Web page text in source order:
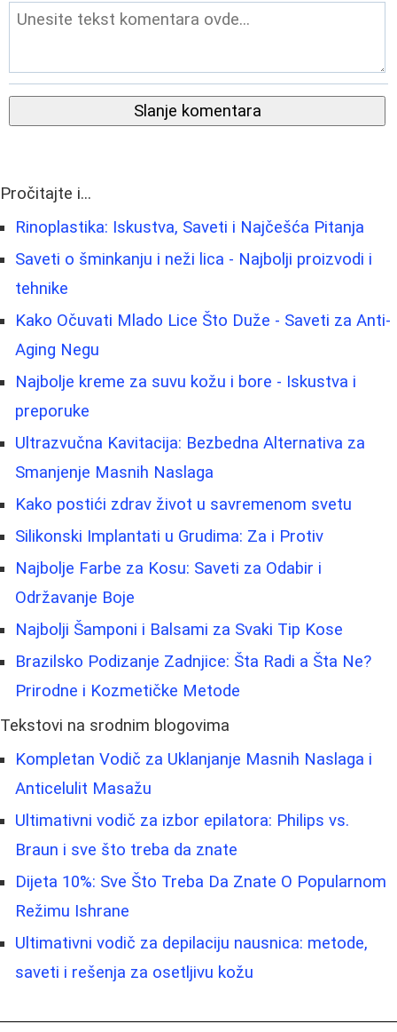
Slanje komentara
Pročitajte i...
Rinoplastika: Iskustva, Saveti i Najčešća Pitanja
Saveti o šminkanju i neži lica - Najbolji proizvodi i
tehnike
Kako Očuvati Mlado Lice Što Duže - Saveti za Anti-
Aging Negu
Najbolje kreme za suvu kožu i bore - Iskustva i
preporuke
Ultrazvučna Kavitacija: Bezbedna Alternativa za
Smanjenje Masnih Naslaga
Kako postići zdrav život u savremenom svetu
Silikonski Implantati u Grudima: Za i Protiv
Najbolje Farbe za Kosu: Saveti za Odabir i
Održavanje Boje
Najbolji Šamponi i Balsami za Svaki Tip Kose
Brazilsko Podizanje Zadnjice: Šta Radi a Šta Ne?
Prirodne i Kozmetičke Metode
Tekstovi na srodnim blogovima
Kompletan Vodič za Uklanjanje Masnih Naslaga i
Anticelulit Masažu
Ultimativni vodič za izbor epilatora: Philips vs.
Braun i sve što treba da znate
Dijeta 10%: Sve Što Treba Da Znate O Popularnom
Režimu Ishrane
Ultimativni vodič za depilaciju nausnica: metode,
saveti i rešenja za osetljivu kožu